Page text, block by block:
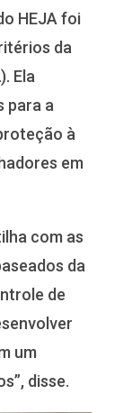
HEJA foi
da
Ela
para a
à
em
com as
da
de
um
disse.